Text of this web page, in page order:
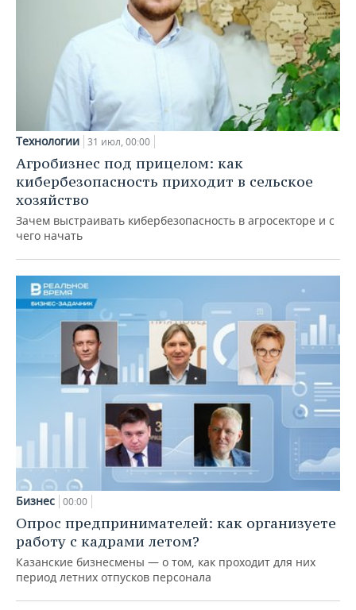
Технологии 31 июл, 00:00
Агробизнес под прицелом: как
кибербезопасность приходит в сельское
хозяйство
Зачем выстраивать кибербезопасность в агросекторе и с
чего начать
Бизнес 00:00
Опрос предпринимателей: как организуете
работу с кадрами летом?
Казанские бизнесмены — о том, как проходит для них
период летних отпусков персонала